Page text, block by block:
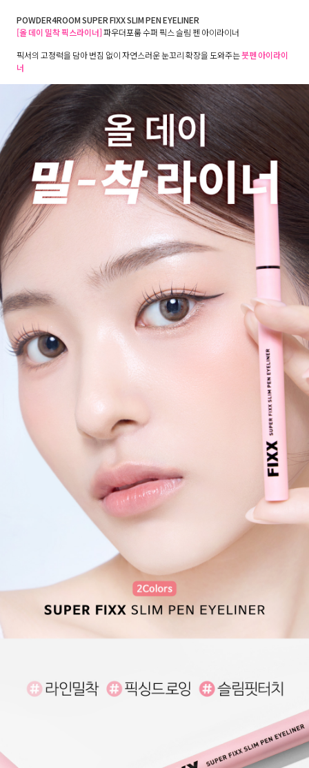
POWDER4ROOM SUPER FIXX SLIM PEN EYELINER
[올 데이 밀착 픽스라이너]파우더포룸 수퍼 픽스 슬림 펜 아이라이너
픽서의 고정력을 담아 번짐 없이 자연스러운 눈꼬리 확장을 도와주는붓펜 아이라이
너